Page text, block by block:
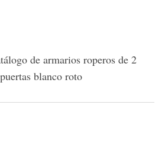
de armarios roperos de 2
blanco roto